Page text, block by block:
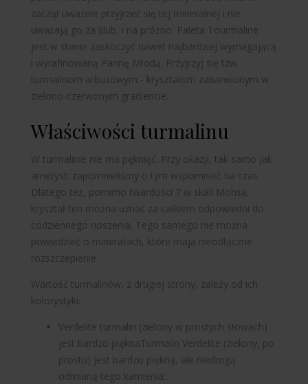
zaczął uważnie przyjrzeć się tej mineralnej i nie
uważają go za ślub, i na próżno. Paleta Tourmaline
jest w stanie zaskoczyć nawet najbardziej wymagającą
i wyrafinowaną Pannę Młodą. Przyjrzyj się tzw.
turmalinom arbuzowym - kryształom zabarwionym w
zielono-czerwonym gradiencie.
Właściwości turmalinu
W turmalinie nie ma pęknięć. Przy okazji, tak samo jak
ametyst: zapomnieliśmy o tym wspomnieć na czas.
Dlatego też, pomimo twardości 7 w skali Mohsa,
kryształ ten można uznać za całkiem odpowiedni do
codziennego noszenia. Tego samego nie można
powiedzieć o minerałach, które mają nieodłączne
rozszczepienie.
Wartość turmalinów, z drugiej strony, zależy od ich
kolorystyki:
Verdelite turmalin (zielony w prostych słowach)
jest bardzo pięknaTurmalin Verdelite (zielony, po
prostu) jest bardzo piękną, ale niedrogą
odmianą tego kamienia;